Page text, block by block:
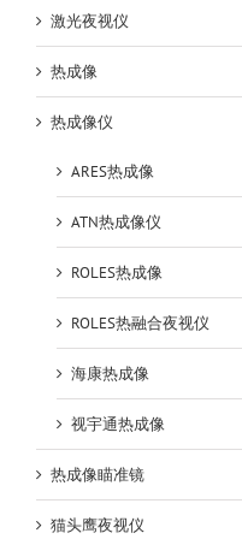
激光夜视仪
热成像
热成像仪
ARES热成像
ATN热成像仪
ROLES热成像
ROLES热融合夜视仪
海康热成像
视宇通热成像
热成像瞄准镜
猫头鹰夜视仪